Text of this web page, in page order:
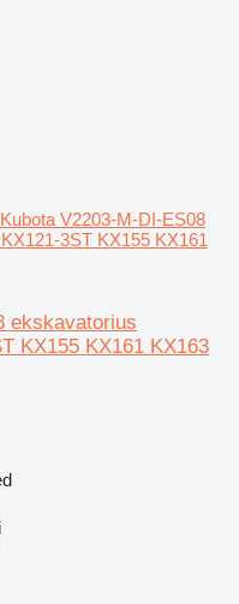
V2203-M-DI-ES08
3ST KX155 KX161
ekskavatorius
KX155 KX161 KX163